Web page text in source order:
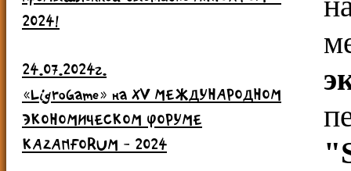
2024!
24.07.2024г.
«LigroGame» на ХV МЕЖДУНАРОДНОМ
ЭКОНОМИЧЕСКОМ ФОРУМЕ
KAZANFORUM - 2024